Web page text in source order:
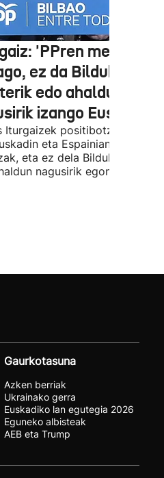
'PPren menpe
ez da Bilduko
edo ahaldun
izango Euskadin'
Iturgaizek positibotzat jo ditu
eta Espainian lortutako
eta ez dela Bilduko
nagusirik egongo
Gaurkotasuna
Azken berriak
Ukrainako gerra
Euskadiko lan egutegia 2026
Eguneko albisteak
AEB eta Trump